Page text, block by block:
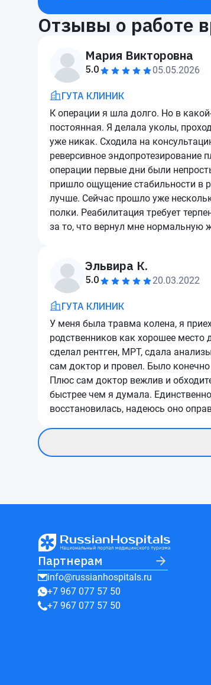
Отзывы о работе
Мария Викторовна
5.0 05.05.2026
ГУТА КЛИНИК
К операции я шла долго. Но в
постоянная. Я делала уколы,
уже никак. Сходила на
реверсивное эндопротезирование
операции первые дни были
пришло ощущение стабильности в
лучше. Сейчас прошло уже
полки. Реабилитация требует
за то, что вернул мне нормальную
Эльвира К.
5.0 20.03.2022
ГУТА КЛИНИК
У меня была травма колена, я
родственников как хорошее место
сделал рентген, МРТ, сдала
сам доктор и провел. Было
Плюс сам доктор вежлив и
быстрее чем я думала.
восстановилась, надеюсь оно
Партнерам
info@russianhospitals.ru
+7 967 077 57 50
+7 967 077 57 50